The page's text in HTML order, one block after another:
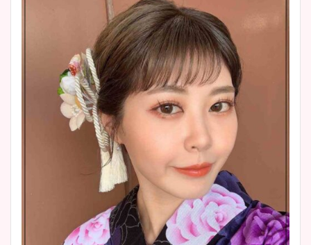
wikiプロフも！
安藤萌々アナのカップ画像や
ニット衣装まとめ！美足の筋
肉も凄い！
鈴木唯の太ってた時の体重が
ヤバすぎww原因や痩せたダ
イエット方は？昔と現在を画
像比較！